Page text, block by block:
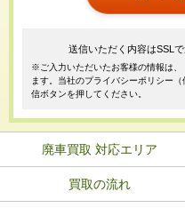
送信いただく内容はSSL
※ご入力いただいたお客様の情報は、
ます。当社のプライバシーポリシー
信ボタンを押してください。
廃車買取 対応エリア
買取の流れ